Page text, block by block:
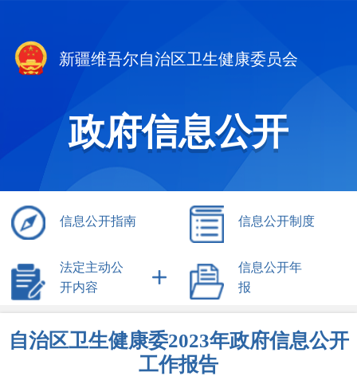
新疆维吾尔自治区卫生健康委员会
政府信息公开
信息公开指南 信息公开制度
法定主动公
开内容
信息公开年
报
自治区卫生健康委2023年政府信息公开
工作报告